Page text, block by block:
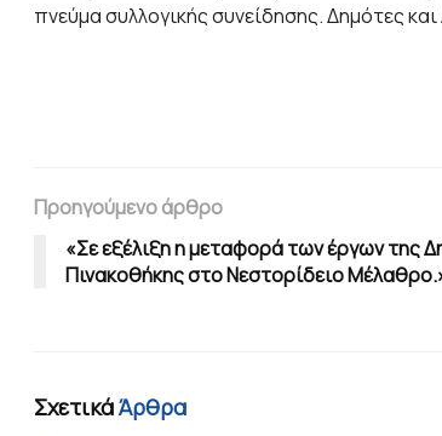
πνεύμα συλλογικής συνείδησης. Δημότες
Προηγούμενο άρθρο
«Σε εξέλιξη η μεταφορά των έργων της
Πινακοθήκης στο Νεστορίδειο
ΣχετικάΆρθρα